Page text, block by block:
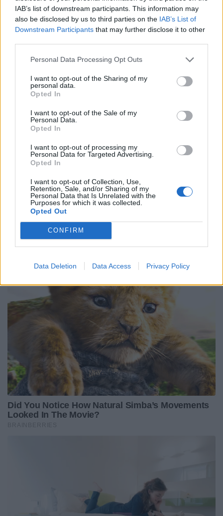
IAB’s list of downstream participants. This information may
also be disclosed by us to third parties on the IAB’s List of
Downstream Participants that may further disclose it to other
Personal Data Processing Opt Outs
I want to opt-out of the Sharing of my
personal data.
Opted In
I want to opt-out of the Sale of my
Personal Data.
Opted In
I want to opt-out of processing my
Personal Data for Targeted Advertising.
Opted In
I want to opt-out of Collection, Use,
Retention, Sale, and/or Sharing of my
Personal Data that Is Unrelated with the
Purposes for which it was collected.
Opted Out
CONFIRM
Data Deletion Data Access Privacy Policy
Auto Stadium, Winnipeg
AA1 Gianluca Gnecchi